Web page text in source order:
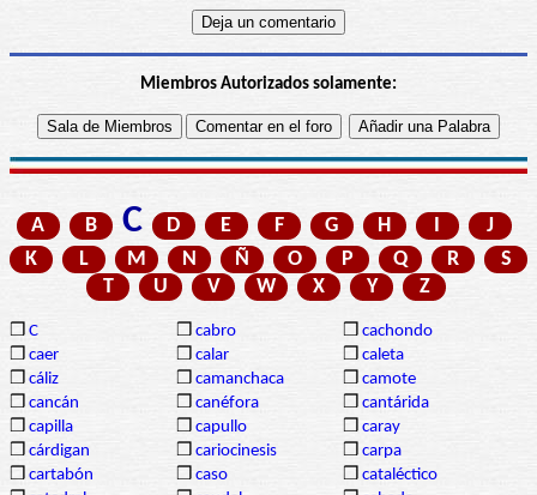
Miembros Autorizados solamente:
A B C D E F G H I
J
K
L M N Ñ O P Q R
S
T
U V W X Y Z
❒ C ❒ cabro ❒ cachondo
❒ caer ❒ calar ❒ caleta
❒ cáliz ❒ camanchaca ❒ camote
❒ cancán ❒ canéfora ❒ cantárida
❒ capilla ❒ capullo ❒ caray
❒ cárdigan ❒ cariocinesis ❒ carpa
❒ cartabón ❒ caso ❒ cataléctico